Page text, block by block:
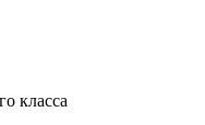
класса